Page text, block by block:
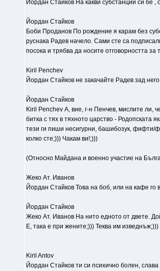
Йордан Стайков На какви субстанции си бе ,
Йордан Стайков
Боби Проданов По рождение я карам без
руснака Радев начело. Сами сте са
посока и трябва да носите отговорността за
Kiril Penchev
Йордан Стайков не закачайте Радев зад
Йордан Стайков
Kiril Penchev А, вие, г-н Пенчев, мислите ли,
битка с тях в тяхното царство - Родопската
тези ги пиши несигурни, башибозук,
колко сте;))) Чакам ви!;)))
(Относно Майдана и военно участие на
Жеко Ат. Иванов
Йордан Стайков Това на боб, или на кафе го
Йордан Стайков
Жеко Ат. Иванов На нито едното от двете.
Е, така е при жените;))) Теква им изведнъж;)))
Kiril Antov
Йордан Стайков ти си психично болен,